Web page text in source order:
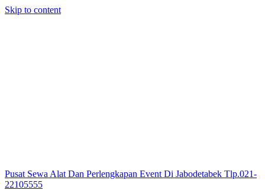
Skip to content
Pusat Sewa Alat Dan Perlengkapan Event Di Jabodetabek Tlp.021-
22105555